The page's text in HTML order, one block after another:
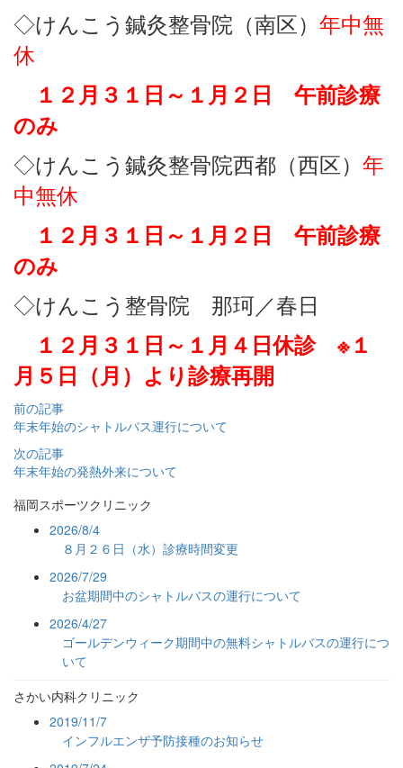
◇けんこう鍼灸整骨院（南区） 年中無
休
１２月３１日～１月２日 午前診療
のみ
◇けんこう鍼灸整骨院西都（西区） 年
中無休
１２月３１日～１月２日 午前診療
のみ
◇けんこう整骨院 那珂／春日
１２月３１日～１月４日休診
※１
月５日（月）より診療再開
前の記事
年末年始のシャトルバス運行について
次の記事
年末年始の発熱外来について
福岡スポーツクリニック
2026/8/4
８月２６日（水）診療時間変更
2026/7/29
お盆期間中のシャトルバスの運行について
2026/4/27
ゴールデンウィーク期間中の無料シャトルバスの運行につ
いて
さかい内科クリニック
2019/11/7
インフルエンザ予防接種のお知らせ